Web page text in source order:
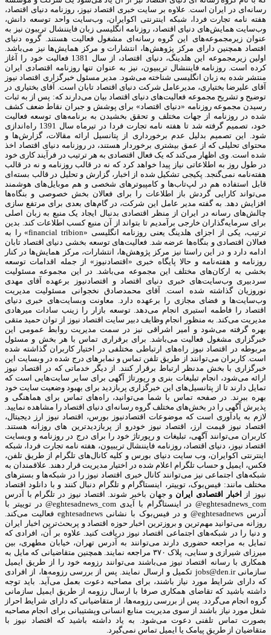
رسانه‌ای در ایران است. علاوه بر سایت خبری اقتصاد نیوز، روزنامه دنیای اقتصاد،
هفته ‌نامه تجارت فردا، شبکه اینترنتی اکوایران، وب‌سایت واحد توسعه دانش،
وب‌سایت همایش‌های دنیای اقتصاد، روزنامه انگلیسی ‌زبان فایننشال تریبون نیز به
عنوان زیرمجموعه‌های این گروه رسانه‌ای مشغول فعالیت هستند. گروه دنیای
اقتصاد همچنین دارای مرکز پژوهش‌ها، انتشارات و مرکز همایش‌ها نیز می‌باشد.
اولین زیرمجموعه این هلدینگ، دنیای اقتصاد، از سال 1381 فعالیت خود را آغاز
کرده است. روزنامه فایننشال تریبیون، نیز به عنوان تنها روزنامه اقتصادی ایران
منتشر شده به زبان انگلیسی شناخته می‌شود. مدیر مسئول خبرگزاری اقتصاد نیوز
آقای علیرضا بختیاری، مدیرعامل شرکت دنیای اقتصاد تابان است. آقای بختیاری در
توضیح و تشریح مجموعه فعالیت‌های دنیای اقتصاد بیان می‌دارند که: پس از به ثبات
رسیدن مجموعه روزنامه «دنیای اقتصاد» برای پوشش و جبران نقاط ضعف کشف
شده در روزنامه از جهات مختلف و تحقق بخشیدن به برنامه‌های توسعه فعالیت
خود، تصمیم گرفته شد تا هفته نامه تجارت فردا در تیرماه سال 1391 راه‌اندازی
شود. این تصمیم بدلیل عدم برخورداری از پتانسیل ارائه مقالات، گزارش‌ها و
محتوای تحلیلی که از عمق بیشتری برخوردار هستند، در روزنامه دنیای اقتصاد اخذ
شده است. وی اظهار می‌کند که یک فعال اقتصادی به هر ترتیب در فرآیند کاری خود
در طول روز به اطلاعاتی نیاز پیدا خواهد کرد که نه در قالب روزنامه و نه در قالب
هفته‌نامه نمی‌گنجد. پکیجی تشکیل شده از اخبار، گزارش و تحلیل در قالب بسته‌ای
قابل استفاده هم در لپ‌تاب‌ها و کامپیوترهای شخصی و هم موبایل‌های هوشمند
می‌تواند کارایی گردش باز اطلاعات را برای فعالان بخش خصوصی و بنگاه‌ها
افزایش دهد. به گفته مدیر عامل این شرکت، در گام‌های بعدی برای مرتفع سازی
چالش‌های رسانه در ایران از منظر اقتصادی بدنبال ایجاد یک منبع به زبان اصلی
برای سرمایه‌گذاران خارجی برآمدیم تا بتواند از آن منبع کسب اطلاعات کند. بدین
ترتیب، یکی از اجزای هلدینگ یعنی روزنامه انگلیسی «financial tribion» را به
فعالان اقتصادی و بنگاه‌ها عرضه شد. فعالیت‌های توسعه بخشی دنیای اقتصاد تابان
ادامه دارد و در این راستا نیز مرکز پژوهش‌ها، انتشارات، مرکز همایش‌ها در کنار
روزنامه و هفته‌نامه و حالا پایگاه خبری «اقتصادنیوز» از جمله اقدامات توسعه
بخشی به ارکان‌های مختلف این مجموعه می‌باشد. در این مجموعه مسئولیت
سردبیری وب‌سایت‌های خبری دنیای اقتصاد و اقتصادنیوز برعهده آقای مهدی
نوروزیان گذاشته شده است. آقای محمدصادق نخجوانی مسئولیت مدیریت
وب‌سایت‌ها و فضای مجازی را برعهده دارد. معاونت وبسایت‌های خبری دنیای
اقتصاد را فاطمه استیری انجام می‌دهد. توسعه بازار را زینب سادات میرهادی
مدیریت می‌کند. به منظور انجام وظایف دبیر سایت اقتصاد نیوز از توان حمید متقی
بهره گرفته می‌شود و امیر اشراقی نیز در سمت مدیریت روابط عمومی این
خبرگزاری مشغول فعالیت می‌باشد. برای برقراری تماس با هر بخش و مسئول
مربوطه در اقتصاد نیوز راه‌های ارتباطی مختلفی در اختیار کاربران گذاشته شده
است. کاربران می‌توانند از طریق تلفن تماس و نمابرهای درج شده در وبسایت این
خبرگزاری با بخش مدنظر ارتباط برقرار کنند. از دیگر خدماتی که در اقتصاد نیوز
ارائه می‌شود، انجام تبلیغات بنری و رپورتاژ آگهی برای سایر سایت‌هایی است که
تمایل دارند تا از پتانسیل‌های این خبرگزاری پربازدید برای بهبود وضعیت سایت خود
بهره ببرند. در صفحه تماس با شما می‌توانید، راه‌های تماس برای هماهنگی و
پذیرش آگهی را در بخش‌های مختلف گروه رسانه‌ای دنیای اقتصاد را مشاهده نمایید.
لازم به یادآوری است که موضوعات اقتصادنیوز بورس، اقتصاد نیوز ارز دیجیتال،
اقتصاد نیوز قیمت ارز، اقتصاد نیوز خودرو از پربازدیدترین های روزانه هستند.
کاربران می‌توانند آگهی، تبلیغات و رپورتاژ خود را برای درج در روزنامه و وبسایت
اقتصاد نیوز، دنیای اقتصاد، روزنامه فایننشال تریبیون، هفته نامه تجارت فردا، شبکه
اینترنتی اکوایران، وب سایت دنیای بورس و کلیه کانال‌های تلگرام از طریق تلفن،
فکس، ایمیل و حساب تلگرام اعلام شده در اختیار مدیریت قرار دهند. علاقمندان به
شبکه‎‌های اجتماعی نیز می‌توانند کانال خبری اقتصاد نیوز را در شبکه‌ها و بسترهای
مختلف مانند: فیس‌بوک، توییتر، اینستاگرام و تلگرام دنبال کنند و با دانلود اقتصاد
نیوز از اخبار اقتصادی ایران و جهان باخبر شوند. اقتصاد نیوز در تلگرام با آدرس
eghtesadnews_com@ در اینستاگرام با آیدی eghtesadnews_com@ در توییتر با
آدرس eghtesadnews@ و در فیس‌بوک با نشانی eghtesadnews فعالیت می‌کند.
روزانه می‌توانید مهم‌ترین و بروزترین اخبار حوزه اقتصاد و پربحث‌ترین اخبار ایران
و دنیا را در شبکه‌های اجتماعی اقتصاد نیوز دریافت کنید. علاوه بر آن، افرادی که
تمایل به مراجعه حضوری دارند می‌توانند به آدرس تهران، خیابان مطهری، بین
میرزای شیرازی و سنایی، پلاک ۳۷۰ مراجعه نمایند. همچنین متقاضیانی که مایل به
همکاری با رسانه‌ اقتصاد نیوز می‌باشند می‌توانند رزومه خود را از طریق ایمیل
سازمانی jobs@den.ir تکمیل و ارسال نمایند. پس از بررسی رزومه‌ها، از افرادی
که دارای شرایط مورد نیاز باشند، برای مصاحبه دعوت بعمل می‌آید. باید توجه
داشته باشید که تقاضای همکاری صرفا با ارسال رزومه از طریق ایمیل سازمانی
گروه انجام می‌گردد. پس از بررسی رزومه‌ها، از متقاضیانی که دارای شرایط احراز
شغل مورد نیاز باشند از سوی مدیریت منابع انسانی وپشتیبانی برای انجام مصاحبه
بصورت تماس تلفنی دعوت می‌شود. به یاد داشته باشید که اقتصاد نیوز با
متقاضیان از طریق پیامک یا ایمیل تماس نمی‌گیرد.